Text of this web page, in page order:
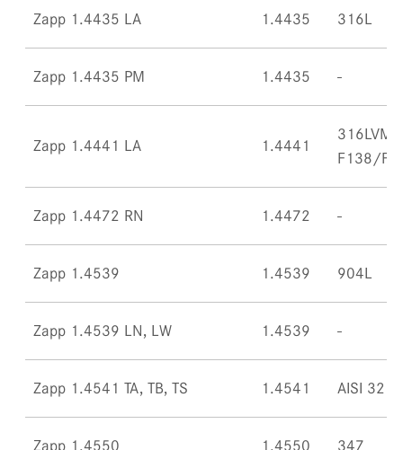
Zapp 1.4435 LA 1.4435 316L
Zapp 1.4435 PM 1.4435
Zapp 1.4441 LA 1.4441
316LVM,
F138/
Zapp 1.4472 RN 1.4472
Zapp 1.4539 1.4539 904L
Zapp 1.4539 LN, LW 1.4539
Zapp 1.4541 TA, TB, TS 1.4541 AISI 321
Zapp 1.4550 1.4550 347